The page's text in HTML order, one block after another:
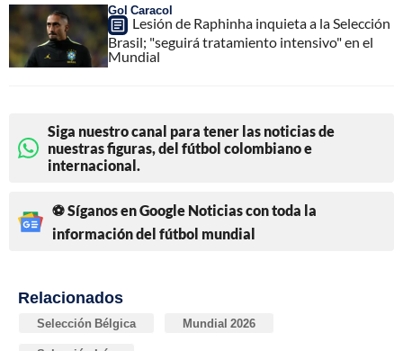
Gol Caracol
Lesión de Raphinha inquieta a la Selección
Brasil; "seguirá tratamiento intensivo" en el
Mundial
Siga nuestro canal para tener las noticias de
nuestras figuras, del fútbol colombiano e
internacional.
⚽ Síganos en Google Noticias con toda la
información del fútbol mundial
Relacionados
Selección Bélgica Mundial 2026